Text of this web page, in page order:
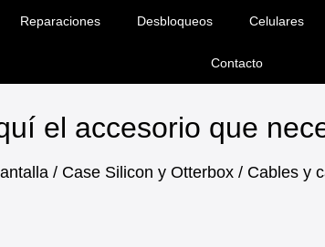
Reparaciones Desbloqueos Celulares
Contacto
el accesorio que
/ Case Silicon y Otterbox / Cables y